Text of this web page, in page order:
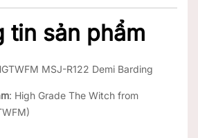
tin sản phẩm
MSJ-R122 Demi Barding
: High Grade The Witch from